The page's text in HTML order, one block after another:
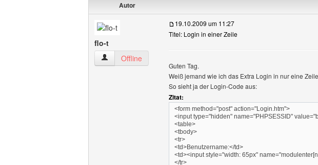
Autor
flo-t
flo-t Benutzer-Profile anzeigen
Offline
19.10.2009 um 11:27
Titel: Login in einer Zeile
Guten Tag.
Weiß jemand wie ich das Extra Login in nur eine
So sieht ja der Login-Code aus:
Zitat:
<form method="post" action="Login.htm">
<input type="hidden" name="PHPSESSID"
<table>
<tbody>
<tr>
<td>Benutzername:</td>
<td><input style="width: 65px"
</tr>